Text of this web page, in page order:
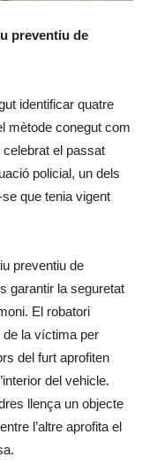
preventiu de
identificar quatre
mètode conegut com
el passat
policial, un dels
que tenia vigent
preventiu de
garantir la seguretat
El robatori
la víctima per
del furt aprofiten
del vehicle.
llença un objecte
l’altre aprofita el